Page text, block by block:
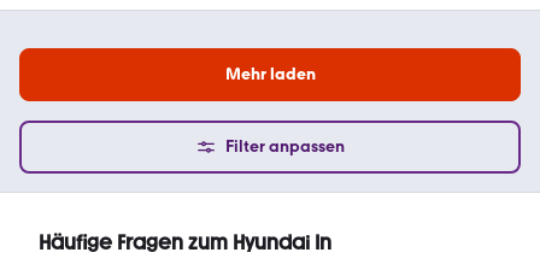
Mehr laden
Filter anpassen
Häufige Fragen zum Hyundai In